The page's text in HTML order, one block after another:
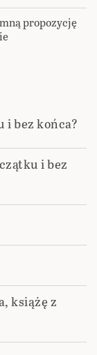
propozycję
i bez końca?
i bez
książę z